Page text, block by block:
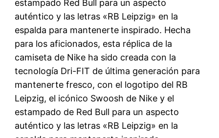
estampado Red Bull para un aspecto
auténtico y las letras «RB Leipzig» en la
espalda para mantenerte inspirado. Hecha
para los aficionados, esta réplica de la
camiseta de Nike ha sido creada con la
tecnología Dri-FIT de última generación para
mantenerte fresco, con el logotipo del RB
Leipzig, el icónico Swoosh de Nike y el
estampado de Red Bull para un aspecto
auténtico y las letras «RB Leipzig» en la